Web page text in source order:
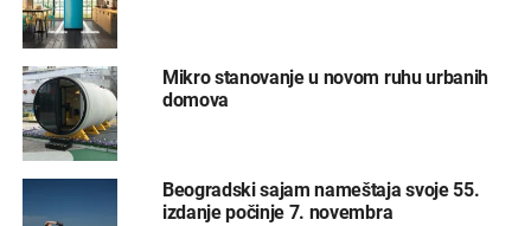
Mikro stanovanje u novom ruhu urbanih
domova
Beogradski sajam nameštaja svoje 55.
izdanje počinje 7. novembra